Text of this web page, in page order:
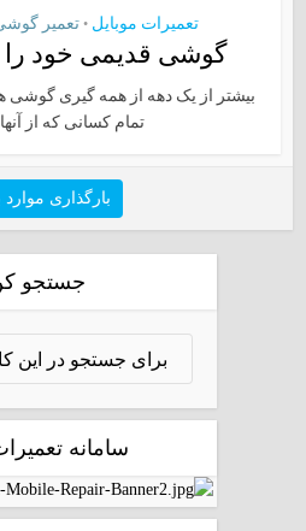
تعمیر • تعمیرات موبایل
گوشی قدیمی خود را
بیشتر از یک دهه از همه گیری گوشی
تمام کسانی که از
بارگذاری موارد
جستجو
سامانه